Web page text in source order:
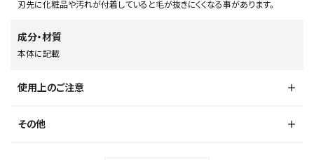
刃先に化粧品や汚れが付着していると毛が抜きにくくなる事があります。
成分・材質
本体に記載
使用上のご注意
その他